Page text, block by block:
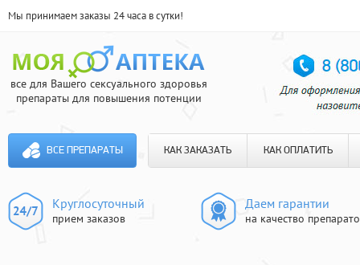
Мы принимаем заказы 24 часа в сутки!
все для Вашего сексуального здоровья
препараты для повышения потенции
ВСЕ ПРЕПАРАТЫ КАК ЗАКАЗАТЬ КАК ОПЛАТИТЬ
Круглосуточный
прием заказов
Даем гарантии
на качество